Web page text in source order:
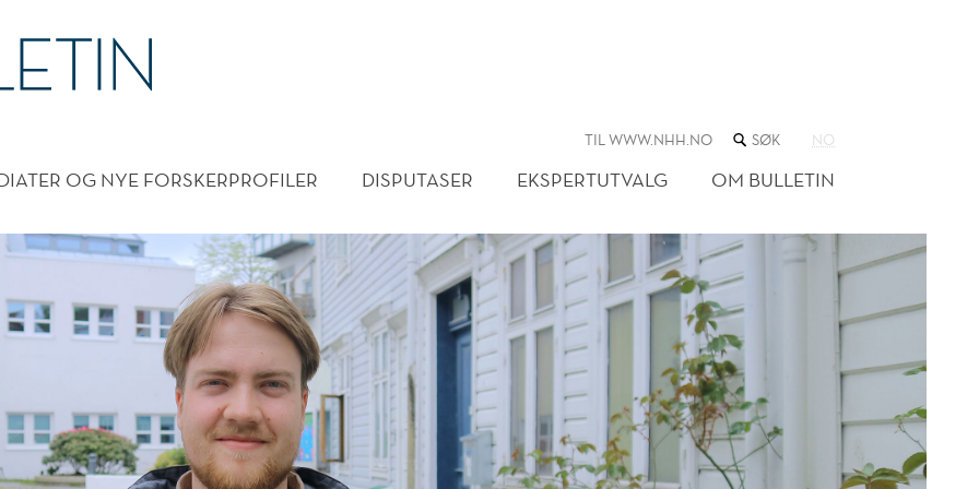
TIL WWW.NHH.NO SØK
NETTSTEDET
NO
OG NYE FORSKERPROFILER DISPUTASER EKSPERTUTVALG OM BULLETIN